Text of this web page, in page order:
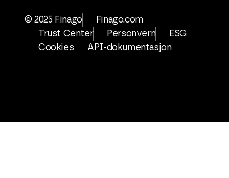
© 2025 Finago
Finago.com
Trust Center
Personvern
ESG
Cookies
API-dokumentasjon